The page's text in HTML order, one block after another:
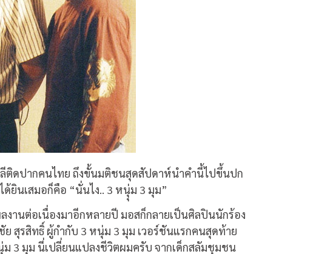
ลีติดปากคนไทย ถึงขั้นมติชนสุดสัปดาห์นำคำนี้ไปขึ้นปก
ยินเสมอก็คือ “นั่นไง.. 3 หนุุ่ม 3 มุม”
านต่อเนื่องมาอีกหลายปี มอสก็กลายเป็นศิลปินนักร้อง
สุรสิทธิ์ ผู้กำกับ 3 หนุ่ม 3 มุม เวอร์ชันแรกคนสุดท้าย
ม 3 มุม นี่เปลี่ยนแปลงชีวิตผมครับ จากเด็กสลัมชุมชน